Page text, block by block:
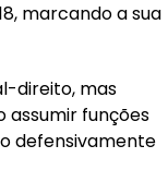
marcando a sua
direito, mas
funções
defensivamente